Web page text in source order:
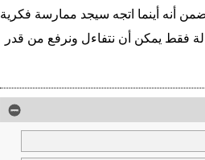
أنه أينما اتجه سيجد ممارسة فكرية
فقط يمكن أن نتفاءل ونرفع من قدر